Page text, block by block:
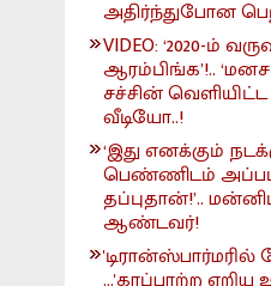
அதிர்ந்துபோன
VIDEO: ‘2020-ம்
ஆரம்பிங்க’!.. ‘மனச
சச்சின்
வீடியோ..!
‘இது எனக்கும்
பெண்ணிடம் அப்படி
தப்புதான்!’..
ஆண்டவர்!